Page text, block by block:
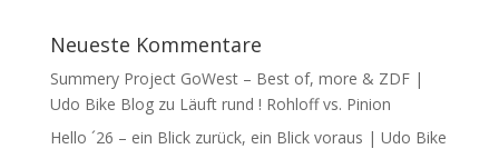
Neueste Kommentare
Summery Project GoWest – Best of, more & ZDF |
Udo Bike Blogzu Läuft rund ! Rohloff vs. Pinion
Hello ´26 – ein Blick zurück, ein Blick voraus | Udo Bike